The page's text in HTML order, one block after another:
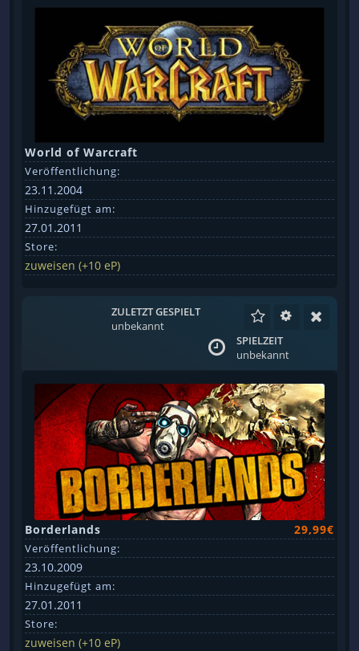
World of Warcraft
Veröffentlichung:
23.11.2004
Hinzugefügt am:
27.01.2011
Store:
zuweisen (+10 eP)
ZULETZT GESPIELT
unbekannt
SPIELZEIT
unbekannt
Borderlands 29,99€
Veröffentlichung:
23.10.2009
Hinzugefügt am:
27.01.2011
Store:
zuweisen (+10 eP)